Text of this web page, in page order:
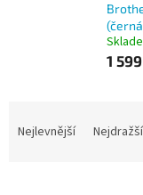
1
Nejlevnější Nejdražší